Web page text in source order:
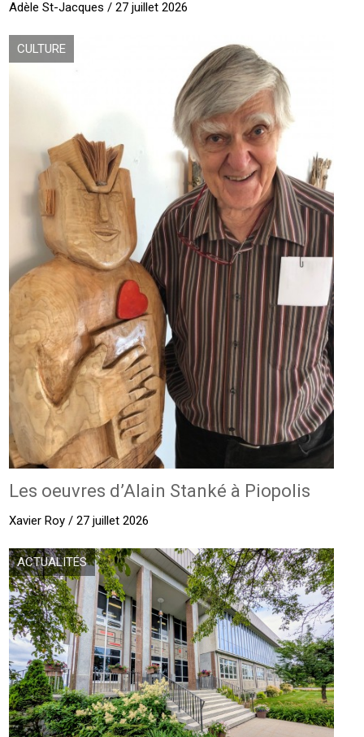
Adèle St-Jacques / 27 juillet 2026
CULTURE
Les oeuvres d’Alain Stanké à Piopolis
Xavier Roy / 27 juillet 2026
ACTUALITÉS